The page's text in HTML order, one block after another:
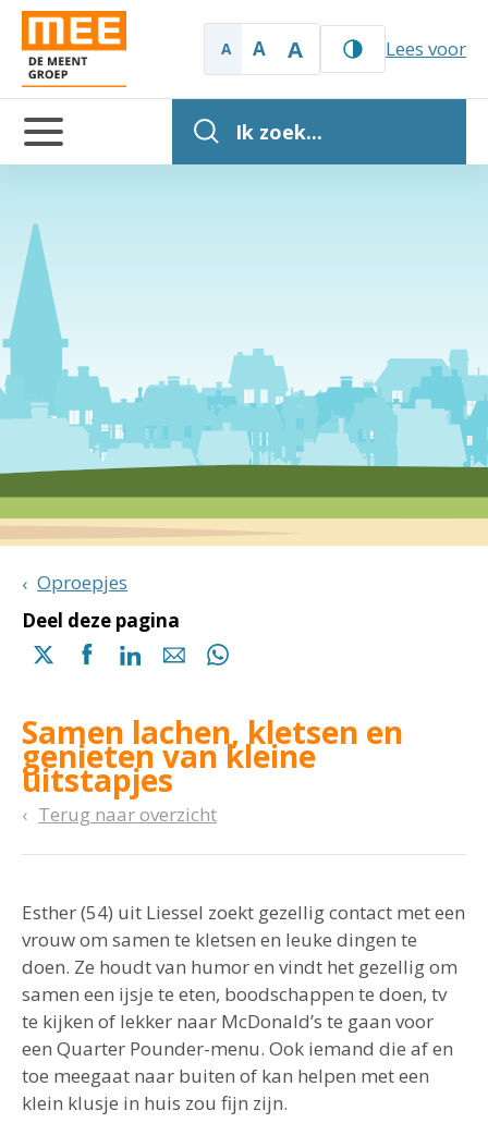
A A A Lees voor
Ik zoek...
Oproepjes
Deel deze pagina
Delen
(opent
in
een
nieuwe
pagina)
Delen
(opent
in
een
nieuwe
pagina)
Delen
(opent
in
een
nieuwe
pagina)
Delen
mail
Delen
(opent
in
een
pagina)
Samen lachen, kletsen en
genieten van kleine
uitstapjes
Terug naar overzicht
Esther (54) uit Liessel zoekt gezellig contact met een
vrouw om samen te kletsen en leuke dingen te
doen. Ze houdt van humor en vindt het gezellig om
samen een ijsje te eten, boodschappen te doen, tv
te kijken of lekker naar McDonald’s te gaan voor
een Quarter Pounder-menu. Ook iemand die af en
toe meegaat naar buiten of kan helpen met een
klein klusje in huis zou fijn zijn.